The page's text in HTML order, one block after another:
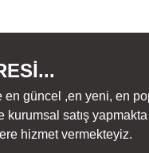
en güncel ,en yeni, en
satış yapmakta
hizmet vermekteyiz.